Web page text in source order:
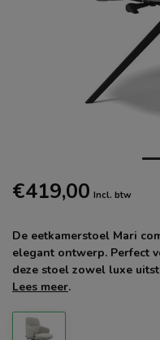
€419,00 Incl. btw
De eetkamerstoel Mari
elegant ontwerp. Perfect
deze stoel zowel luxe
Lees meer.